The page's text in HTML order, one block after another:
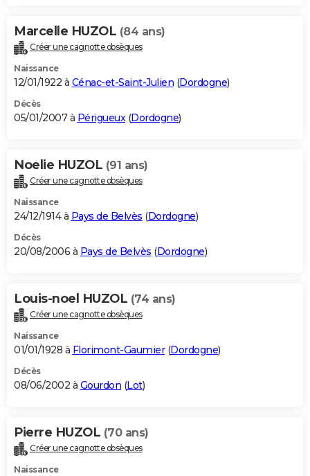
Marcelle HUZOL (84 ans)
Créer une cagnotte obsèques
Naissance
12/01/1922 à Cénac-et-Saint-Julien (Dordogne)
Décès
05/01/2007 à Périgueux(Dordogne)
Noelie HUZOL (91 ans)
Créer une cagnotte obsèques
Naissance
24/12/1914 à Pays de Belvès (Dordogne)
Décès
20/08/2006 à Pays de Belvès (Dordogne)
Louis-noel HUZOL (74 ans)
Créer une cagnotte obsèques
Naissance
01/01/1928 à Florimont-Gaumier(Dordogne)
Décès
08/06/2002 à Gourdon (Lot)
Pierre HUZOL (70 ans)
Créer une cagnotte obsèques
Naissance